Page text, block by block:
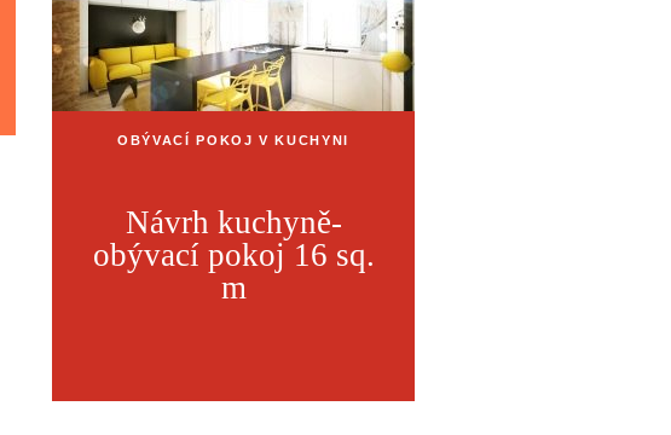
OBÝVACÍ POKOJ V KUCHYNI
Návrh kuchyně-
obývací pokoj 16 sq.
m